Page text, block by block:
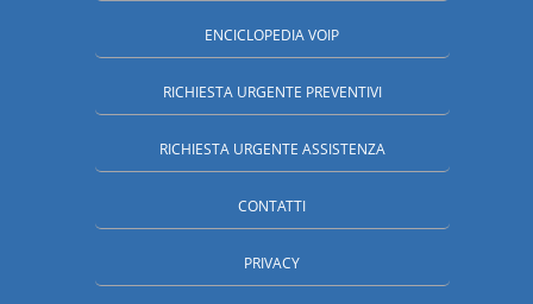
ENCICLOPEDIA VOIP
RICHIESTA URGENTE PREVENTIVI
RICHIESTA URGENTE ASSISTENZA
CONTATTI
PRIVACY